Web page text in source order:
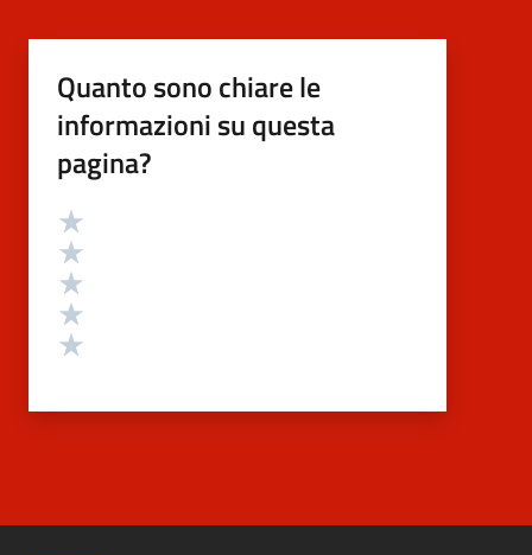
Quanto sono chiare le
informazioni su questa
pagina?
Valutazione